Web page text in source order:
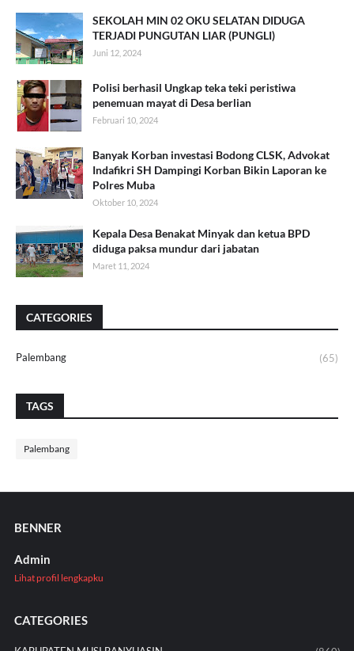
SEKOLAH MIN 02 OKU SELATAN DIDUGA
TERJADI PUNGUTAN LIAR (PUNGLI)
Juni 12, 2024
Polisi berhasil Ungkap teka teki peristiwa
penemuan mayat di Desa berlian
Februari 10, 2024
Banyak Korban investasi Bodong CLSK, Advokat
Indafikri SH Dampingi Korban Bikin Laporan ke
Polres Muba
Oktober 10, 2024
Kepala Desa Benakat Minyak dan ketua BPD
diduga paksa mundur dari jabatan
Maret 11, 2024
CATEGORIES
Palembang (65)
TAGS
Palembang
BENNER
Admin
Lihat profil lengkapku
CATEGORIES